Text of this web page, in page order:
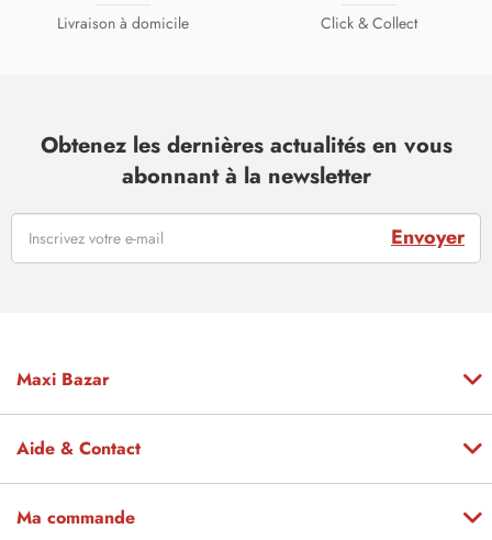
Livraison à domicile Click & Collect
Obtenez les dernières actualités en vous
abonnant à la newsletter
Envoyer
Maxi Bazar
Aide & Contact
Ma commande